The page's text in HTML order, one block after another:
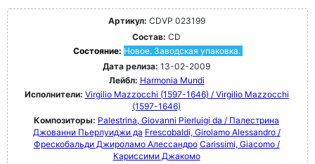
Артикул: CDVP 023199
Состав: CD
Состояние: Новое. Заводская упаковка.
Дата релиза: 13-02-2009
Лейбл: Harmonia Mundi
Исполнители: Virgilio Mazzocchi (1597-1646) / Virgilio Mazzocchi
(1597-1646)
Композиторы: Palestrina, Giovanni Pierluigi da / Палестрина
Джованни Пьерлуиджи да Frescobaldi, Girolamo Alessandro /
Фрескобальди Джироламо Алессандро Carissimi, Giacomo /
Кариссими Джакомо